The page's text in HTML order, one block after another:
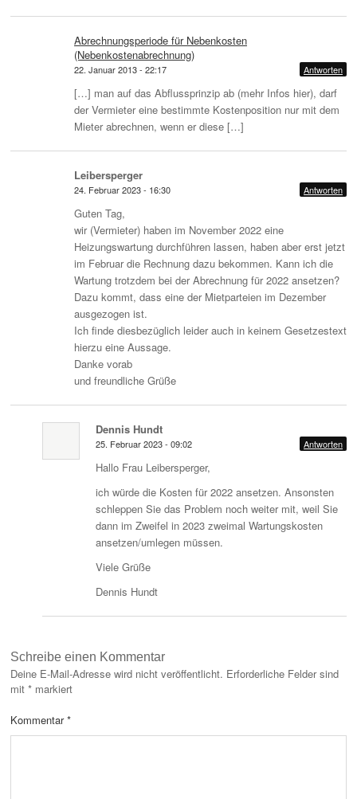
Abrechnungsperiode für Nebenkosten
(Nebenkostenabrechnung)
22. Januar 2013 - 22:17 Antworten
[…] man auf das Abflussprinzip ab (mehr Infos hier), darf
der Vermieter eine bestimmte Kostenposition nur mit dem
Mieter abrechnen, wenn er diese […]
Leibersperger
24. Februar 2023 - 16:30 Antworten
Guten Tag,
wir (Vermieter) haben im November 2022 eine
Heizungswartung durchführen lassen, haben aber erst jetzt
im Februar die Rechnung dazu bekommen. Kann ich die
Wartung trotzdem bei der Abrechnung für 2022 ansetzen?
Dazu kommt, dass eine der Mietparteien im Dezember
ausgezogen ist.
Ich finde diesbezüglich leider auch in keinem Gesetzestext
hierzu eine Aussage.
Danke vorab
und freundliche Grüße
Dennis Hundt
25. Februar 2023 - 09:02 Antworten
Hallo Frau Leibersperger,
ich würde die Kosten für 2022 ansetzen. Ansonsten
schleppen Sie das Problem noch weiter mit, weil Sie
dann im Zweifel in 2023 zweimal Wartungskosten
ansetzen/umlegen müssen.
Viele Grüße
Dennis Hundt
Schreibe einen Kommentar
Deine E-Mail-Adresse wird nicht veröffentlicht. Erforderliche Felder sind
mit * markiert
Kommentar*